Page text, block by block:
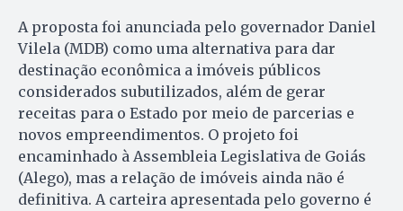
A proposta foi anunciada pelo governador Daniel
Vilela (MDB) como uma alternativa para dar
destinação econômica a imóveis públicos
considerados subutilizados, além de gerar
receitas para o Estado por meio de parcerias e
novos empreendimentos. O projeto foi
encaminhado à Assembleia Legislativa de Goiás
(Alego), mas a relação de imóveis ainda não é
definitiva. A carteira apresentada pelo governo é